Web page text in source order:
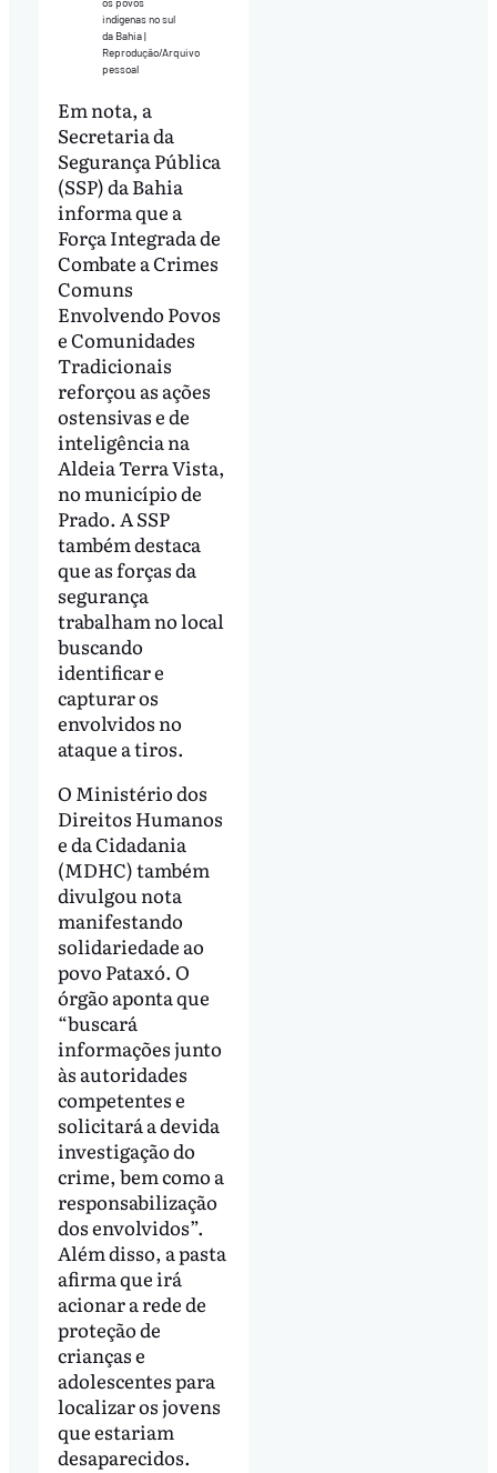
indígenas no sul
da Bahia |
Reprodução/Arquivo
pessoal
Em nota, a
Secretaria da
Segurança Pública
(SSP) da Bahia
informa que a
Força Integrada de
Combate a Crimes
Comuns
Envolvendo Povos
e Comunidades
Tradicionais
reforçou as ações
ostensivas e de
inteligência na
Aldeia Terra Vista,
no município de
Prado. A SSP
também destaca
que as forças da
segurança
trabalham no local
buscando
identificar e
capturar os
envolvidos no
ataque a tiros.
O Ministério dos
Direitos Humanos
e da Cidadania
(MDHC) também
divulgou nota
manifestando
solidariedade ao
povo Pataxó. O
órgão aponta que
“buscará
informações junto
às autoridades
competentes e
solicitará a devida
investigação do
crime, bem como a
responsabilização
dos envolvidos”.
Além disso, a pasta
afirma que irá
acionar a rede de
proteção de
crianças e
adolescentes para
localizar os jovens
que estariam
desaparecidos.